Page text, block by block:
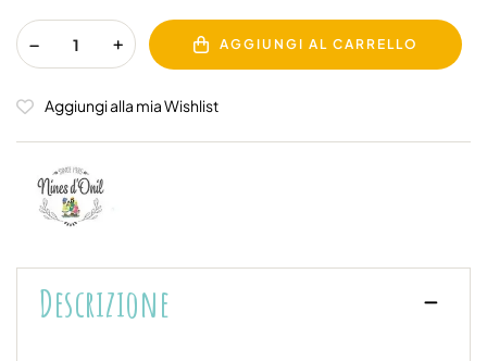
AGGIUNGI AL CARRELLO
Aggiungi alla mia Wishlist
Descrizione